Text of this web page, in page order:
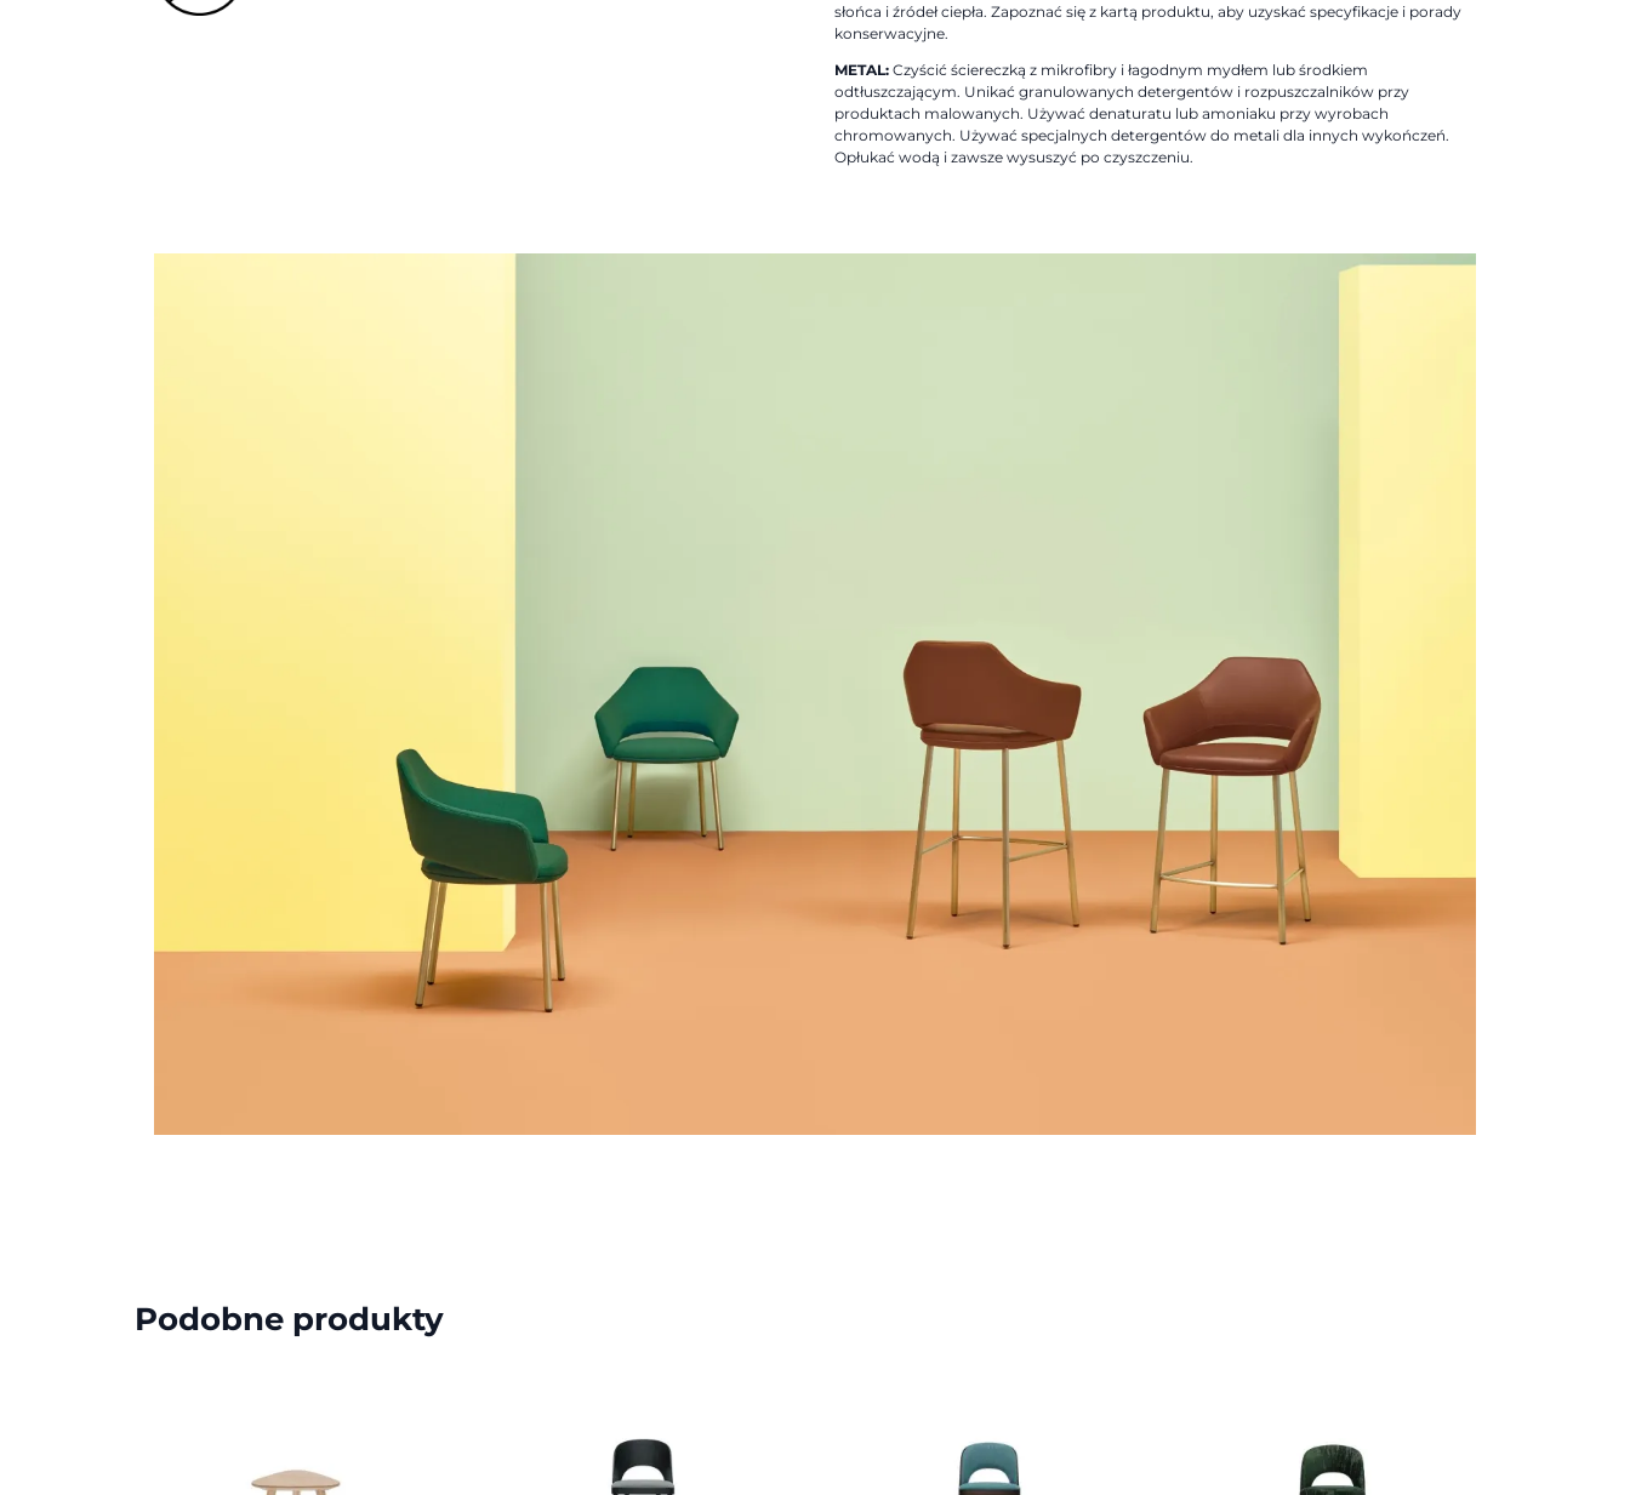
słońca i źródeł ciepła. Zapoznać się z kartą produktu, aby uzyskać specyfikacje i porady
konserwacyjne.
METAL: Czyścić ściereczką z mikrofibry i łagodnym mydłem lub środkiem
odtłuszczającym. Unikać granulowanych detergentów i rozpuszczalników przy
produktach malowanych. Używać denaturatu lub amoniaku przy wyrobach
chromowanych. Używać specjalnych detergentów do metali dla innych wykończeń.
Opłukać wodą i zawsze wysuszyć po czyszczeniu.
Podobne produkty